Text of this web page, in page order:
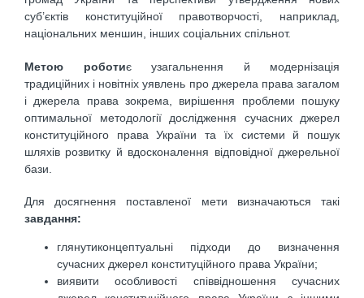
суб’єктів конституційної правотворчості, наприклад,
національних меншин, інших соціальних спільнот.
Метою роботиє узагальнення й модернізація
традиційних і новітніх уявлень про джерела права загалом
і джерела права зокрема, вирішення проблеми пошуку
оптимальної методології дослідження сучасних джерел
конституційного права України та їх системи й пошук
шляхів розвитку й вдосконалення відповідної джерельної
бази.
Для досягнення поставленої мети визначаються такі
завдання:
глянутиконцептуальні підходи до визначення
сучасних джерел конституційного права України;
виявити особливості співвідношення сучасних